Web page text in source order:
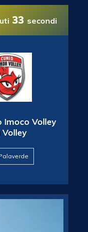
33 secondi
Imoco Volley